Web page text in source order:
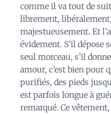
comme il va tout de
librement,
majestueusement. Et
évidement. S’il dépose
seul morceau, s’il
amour, c’est bien pour
purifiés, des pieds
est parfois longue à
remarqué. Ce